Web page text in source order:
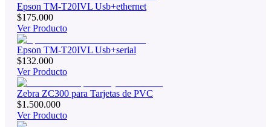
Epson TM-T20IVL Usb+ethernet
$175.000
Ver Producto
Epson TM-T20IVL Usb+serial
$132.000
Ver Producto
Zebra ZC300 para Tarjetas de PVC
$1.500.000
Ver Producto